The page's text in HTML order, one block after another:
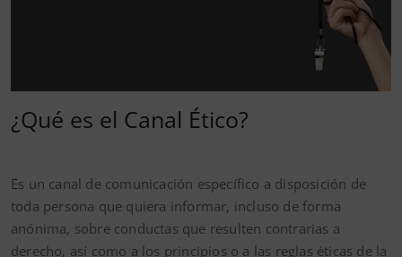
¿Qué es el Canal Ético?
Es un canal de comunicación específico a disposición de
toda persona que quiera informar, incluso de forma
anónima, sobre conductas que resulten contrarias a
derecho, así como a los principios o a las reglas éticas de la